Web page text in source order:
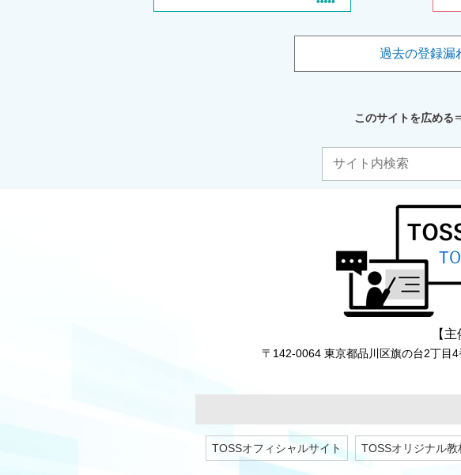
過去の登録漏
このサイトを広める
【
〒142-0064 東京都品川区旗の台2丁
TOSSオフィシャルサイト TOSSオリジナル教